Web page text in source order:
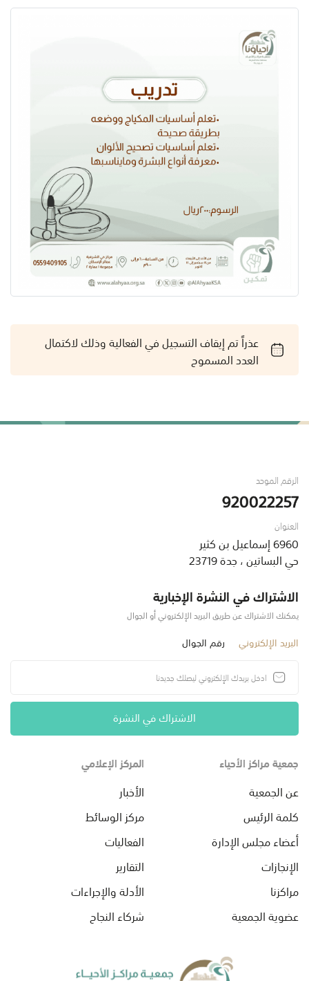
عذراً تم إيقاف التسجيل في الفعالية وذلك لاكتمال
العدد المسموح
الرقم الموحد
920022257
العنوان
6960 إسماعيل بن كثير
حي البساتين ، جدة 23719
الاشتراك في النشرة الإخبارية
يمكنك الاشتراك عن طريق البريد الإلكتروني أو الجوال
البريد الإلكتروني رقم الجوال
الاشتراك في النشرة
جمعية مراكز الأحياء
عن الجمعية
كلمة الرئيس
أعضاء مجلس الإدارة
الإنجازات
مراكزنا
عضوية الجمعية
المركز الإعلامي
الأخبار
مركز الوسائط
الفعاليات
التقارير
الأدلة والإجراءات
شركاء النجاح